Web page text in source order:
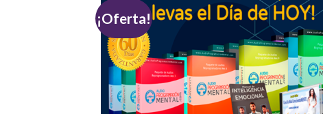
¡Oferta!